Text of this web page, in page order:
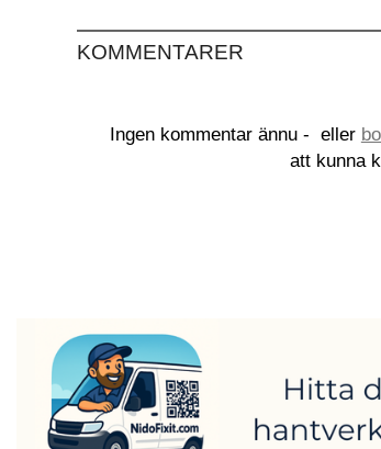
KOMMENTARER
Ingen kommentar ännu - eller
att kunna